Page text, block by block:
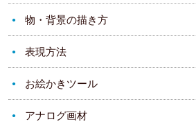
物・背景の描き方
表現方法
お絵かきツール
アナログ画材